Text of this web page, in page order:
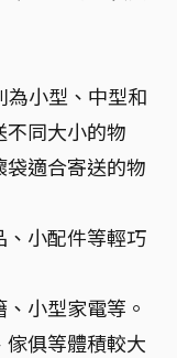
小型、中型和
同大小的物
適合寄送的物
、小配件等輕巧
小型家電等。
俱等體積較大